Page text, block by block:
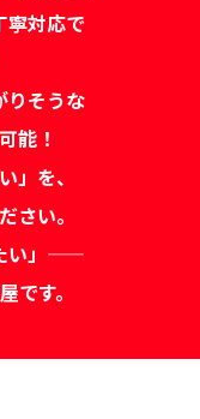
寧対応で
りそうな
能！
」を、
さい。
い」——
です。